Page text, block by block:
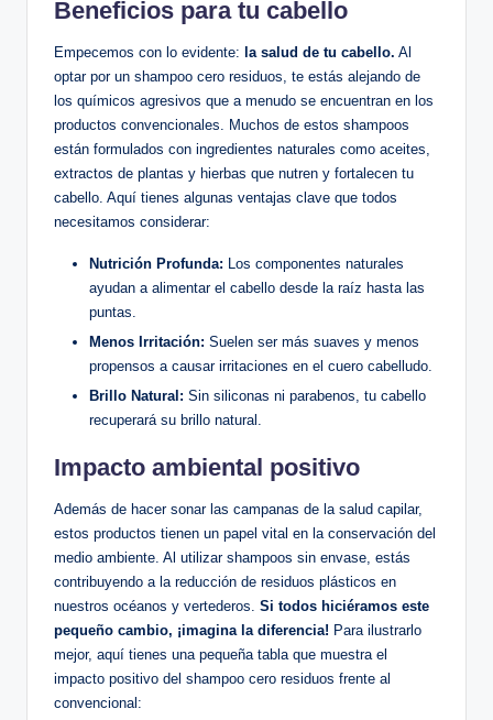
Beneficios para tu cabello
Empecemos con lo evidente: la salud de tu cabello. Al
optar por un shampoo cero residuos, te estás alejando de
los químicos agresivos que a menudo se encuentran en los
productos convencionales. Muchos de estos shampoos
están formulados con ingredientes naturales como aceites,
extractos de plantas y hierbas que nutren y fortalecen tu
cabello. Aquí tienes algunas ventajas clave que todos
necesitamos considerar:
Nutrición Profunda: Los componentes naturales
ayudan a alimentar el cabello desde la raíz hasta las
puntas.
Menos Irritación: Suelen ser más suaves y menos
propensos a causar irritaciones en el cuero cabelludo.
Brillo Natural: Sin siliconas ni parabenos, tu cabello
recuperará su brillo natural.
Impacto ambiental positivo
Además de hacer sonar las campanas de la salud capilar,
estos productos tienen un papel vital en la conservación del
medio ambiente. Al utilizar shampoos sin envase, estás
contribuyendo a la reducción de residuos plásticos en
nuestros océanos y vertederos. Si todos hiciéramos este
pequeño cambio, ¡imagina la diferencia! Para ilustrarlo
mejor, aquí tienes una pequeña tabla que muestra el
impacto positivo del shampoo cero residuos frente al
convencional: